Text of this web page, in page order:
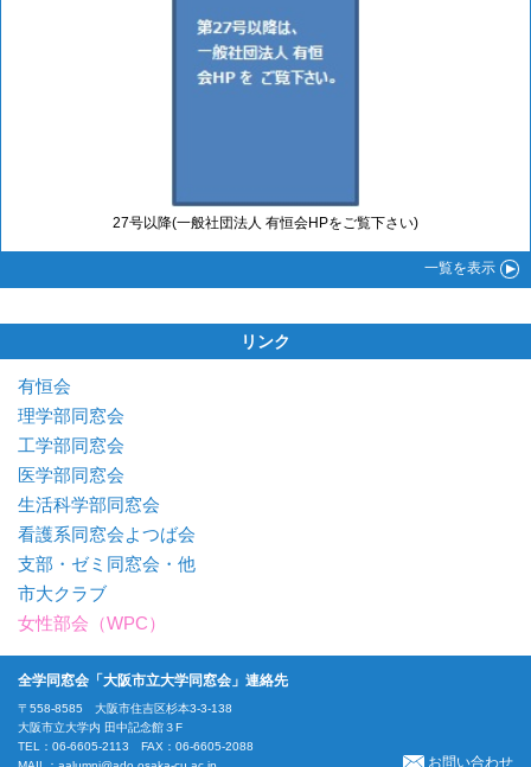
27号以降(一般社団法人 有恒会HPをご覧下さい)
一覧を表示
リンク
有恒会
理学部同窓会
工学部同窓会
医学部同窓会
生活科学部同窓会
看護系同窓会よつば会
支部・ゼミ同窓会・他
市大クラブ
女性部会（WPC）
全学同窓会「大阪市立大学同窓会」連絡先
〒558-8585 大阪市住吉区杉本3-3-138
大阪市立大学内 田中記念館３F
TEL：06-6605-2113 FAX：06-6605-2088
お問い合わせ